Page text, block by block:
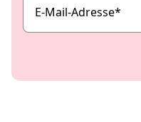
E-Mail-Adresse*